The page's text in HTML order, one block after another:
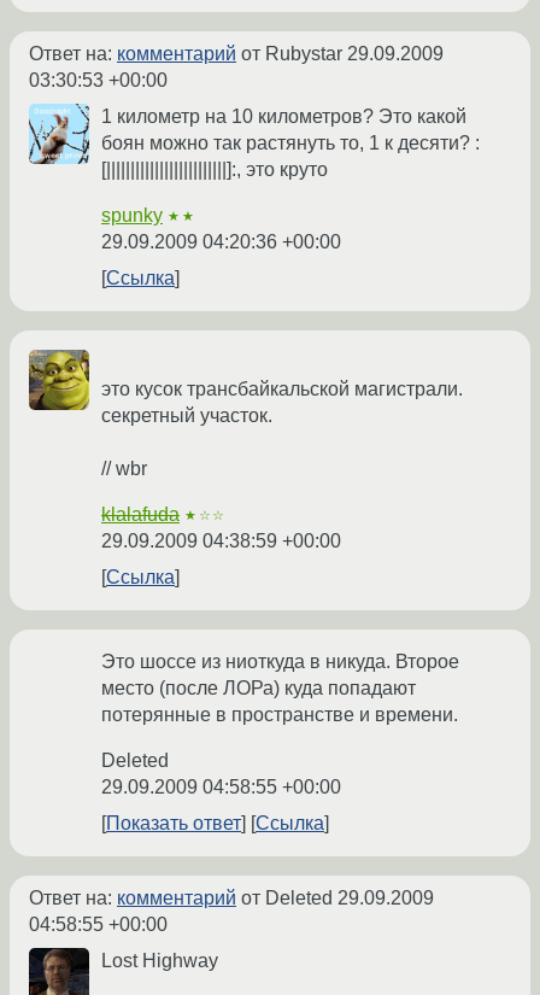
Ответ на: комментарий от Rubystar 29.09.2009
03:30:53 +00:00
1 километр на 10 километров? Это какой
боян можно так растянуть то, 1 к десяти? :
[|||||||||||||||||||||||||]:, это круто
spunky ★★
29.09.2009 04:20:36 +00:00
Ссылка
это кусок трансбайкальской магистрали.
секретный участок.
// wbr
klalafuda ★☆☆
29.09.2009 04:38:59 +00:00
Ссылка
Это шоссе из ниоткуда в никуда. Второе
место (после ЛОРа) куда попадают
потерянные в пространстве и времени.
Deleted
29.09.2009 04:58:55 +00:00
Показать ответ
Ссылка
Ответ на: комментарий от Deleted 29.09.2009
04:58:55 +00:00
Lost Highway